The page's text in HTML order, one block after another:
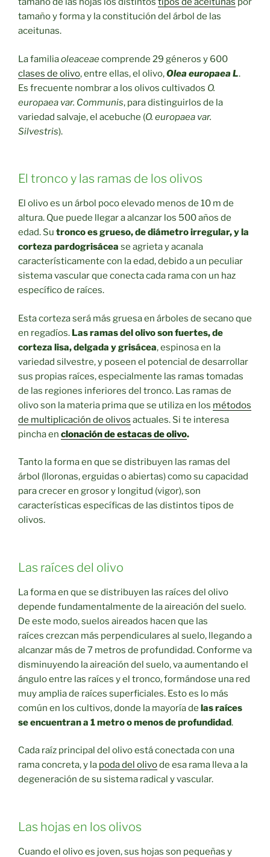
tamaño y forma y la constitución del árbol de las
aceitunas.
La familiaoleaceaecomprende 29 géneros y 600
clases de olivo, entre ellas, el olivo,Olea europaea L.
Es frecuente nombrar a los olivos cultivados O.
europaea var. Communis, para distinguirlos de la
variedad salvaje, el acebuche (O. europaea var.
Silvestris).
El tronco y las ramas de los olivos
El olivo es un árbol poco elevado menos de 10 m de
altura. Que puede llegar a alcanzar los 500 años de
edad. Su tronco es grueso, de diámetro irregular, y la
corteza pardogrisácea se agrieta y acanala
característicamente con la edad, debido a un peculiar
sistema vascular que conecta cada rama con un haz
específico de raíces.
Esta corteza será más gruesa en árboles de secano que
en regadíos. Las ramas del olivo son fuertes, de
corteza lisa, delgada y grisácea, espinosa en la
variedad silvestre, y poseen el potencial de desarrollar
sus propias raíces, especialmente las ramas tomadas
de las regiones inferiores del tronco. Las ramas de
olivo son la materia prima que se utiliza en los métodos
de multiplicación de olivos actuales. Si te interesa
pincha en clonación de estacas de olivo.
Tanto la forma en que se distribuyen las ramas del
árbol (lloronas, erguidas o abiertas) como su capacidad
para crecer en grosor y longitud (vigor), son
características específicas de las distintos tipos de
olivos.
Las raíces del olivo
La forma en que se distribuyen las raíces del olivo
depende fundamentalmente de la aireación del suelo.
De este modo, suelos aireados hacen que las
raíces crezcan más perpendiculares al suelo, llegando a
alcanzar más de 7 metros de profundidad. Conforme va
disminuyendo la aireación del suelo, va aumentando el
ángulo entre las raíces y el tronco, formándose una red
muy amplia de raíces superficiales. Esto es lo más
común en los cultivos, donde la mayoría de las raíces
se encuentran a 1 metro o menos de profundidad.
Cada raíz principal del olivo está conectada con una
rama concreta, y la poda del olivode esa rama lleva a la
degeneración de su sistema radical y vascular.
Las hojas en los olivos
Cuando el olivo es joven, sus hojas son pequeñas y